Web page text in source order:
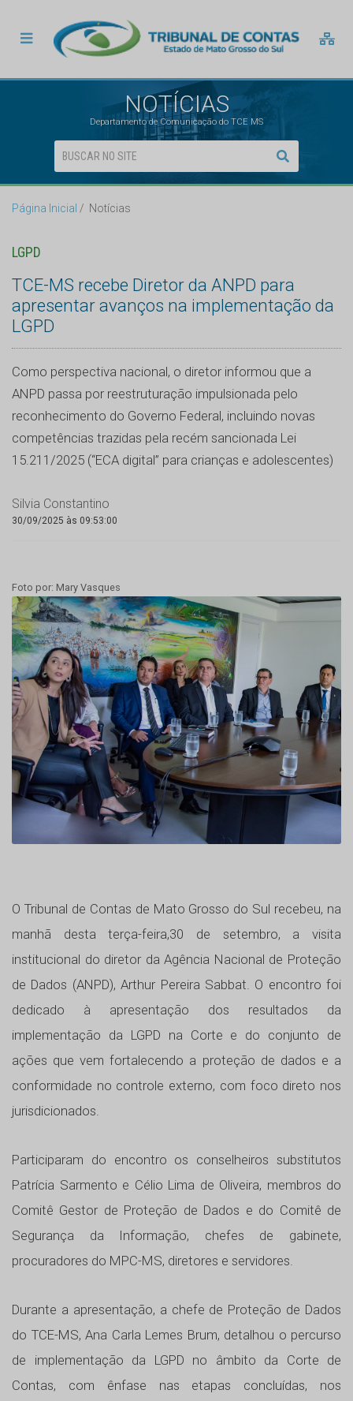
NOTÍCIAS
Departamento de Comunicação do TCE MS
Página Inicial Notícias
LGPD
TCE-MS recebe Diretor da ANPD para
apresentar avanços na implementação da
LGPD
Como perspectiva nacional, o diretor informou que a
ANPD passa por reestruturação impulsionada pelo
reconhecimento do Governo Federal, incluindo novas
competências trazidas pela recém sancionada Lei
15.211/2025 (“ECA digital” para crianças e adolescentes)
Silvia Constantino
30/09/2025 às 09:53:00
Foto por: Mary Vasques
O Tribunal de Contas de Mato Grosso do Sul recebeu, na
manhã desta terça-feira,30 de setembro, a visita
institucional do diretor da Agência Nacional de Proteção
de Dados (ANPD), Arthur Pereira Sabbat. O encontro foi
dedicado à apresentação dos resultados da
implementação da LGPD na Corte e do conjunto de
ações que vem fortalecendo a proteção de dados e a
conformidade no controle externo, com foco direto nos
jurisdicionados.
Participaram do encontro os conselheiros substitutos
Patrícia Sarmento e Célio Lima de Oliveira, membros do
Comitê Gestor de Proteção de Dados e do Comitê de
Segurança da Informação, chefes de gabinete,
procuradores do MPC-MS, diretores e servidores.
Durante a apresentação, a chefe de Proteção de Dados
do TCE-MS, Ana Carla Lemes Brum, detalhou o percurso
de implementação da LGPD no âmbito da Corte de
Contas, com ênfase nas etapas concluídas, nos